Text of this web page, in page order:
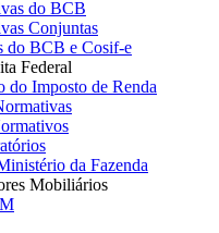
do BCB
Conjuntas
do BCB e Cosif-e
Federal
do Imposto de Renda
da Fazenda
Mobiliários